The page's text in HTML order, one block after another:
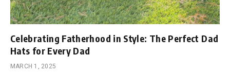
Celebrating Fatherhood in Style: The Perfect Dad
Hats for Every Dad
MARCH 1, 2025